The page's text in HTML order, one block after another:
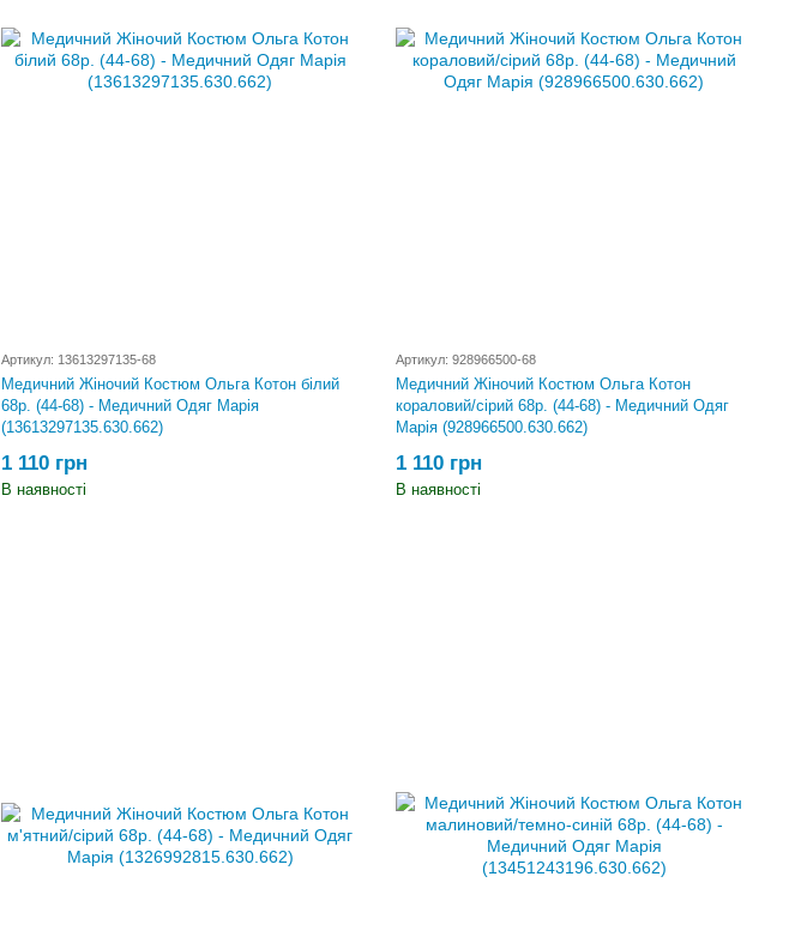
Артикул: 13613297135-68
Медичний Жіночий Костюм Ольга Котон білий
68р. (44-68) - Медичний Одяг Марія
(13613297135.630.662)
1 110 грн
В наявності
Артикул: 928966500-68
Медичний Жіночий Костюм Ольга Котон
кораловий/сірий 68р. (44-68) - Медичний Одяг
Марія (928966500.630.662)
1 110 грн
В наявності